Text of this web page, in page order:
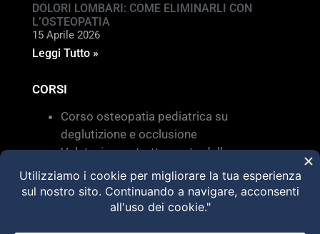
DOLORI LOMBARI: COME ELIMINARLI CON
L’OSTEOPATIA
15 Aprile 2026
Leggi Tutto »
CORSI
Corso osteopatia pediatrica su
deglutizione e occlusione
Valutazione e trattamento delle
disfunzioni dei sistemi di movimento –
Torino 28 MARZO 2026
HVLA – Moduli Clinici – 2026